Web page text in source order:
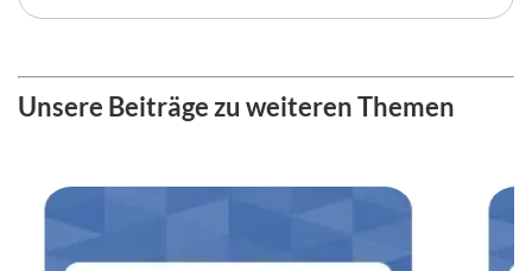
Unsere Beiträge zu weiteren Themen